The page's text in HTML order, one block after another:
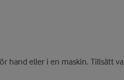
hand eller i en maskin. Tillsätt